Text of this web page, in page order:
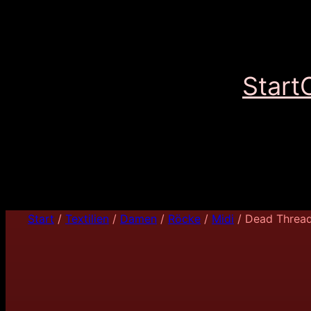
Start
Start / Textilien / Damen / Röcke / Midi / Dead